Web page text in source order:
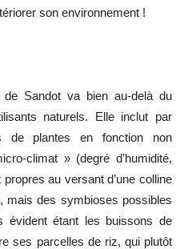
son environnement !
de Sandot va bien au-delà du
naturels. Elle inclut par
de plantes en fonction non
climat » (degré d’humidité,
au versant d’une colline
mais des symbioses possibles
évident étant les buissons de
ses parcelles de riz, qui plutôt